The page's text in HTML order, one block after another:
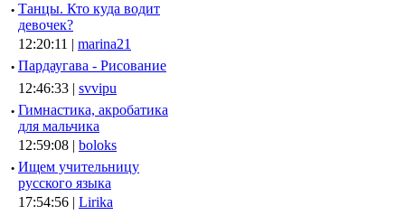
· Танцы. Кто куда водит
девочек?
12:20:11 | marina21
· Пардаугава - Рисование
12:46:33 | svvipu
· Гимнастика, акробатика
для мальчика
12:59:08 | boloks
· Ищем учительницу
русского языка
17:54:56 | Lirika